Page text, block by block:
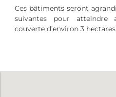
Ces bâtiments seront
suivantes pour atteindre
couverte d’environ 3 hectares.